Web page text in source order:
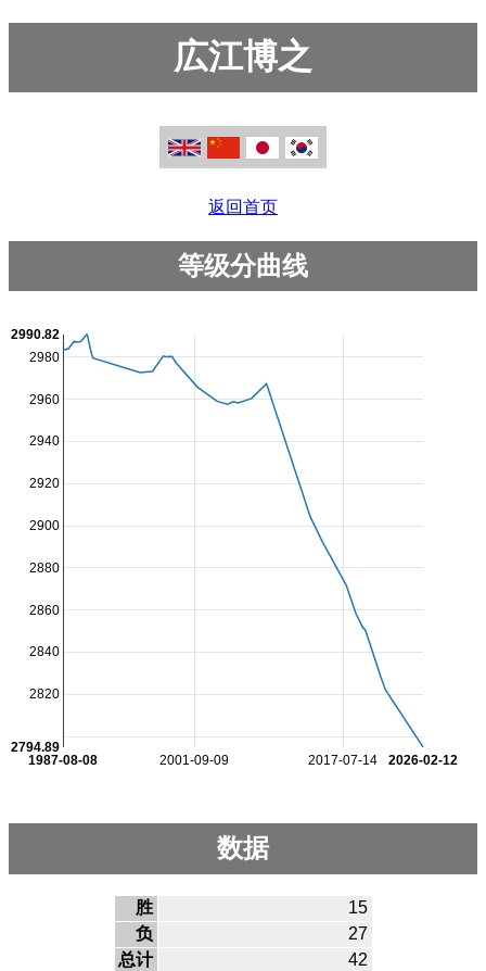
広江博之
返回首页
等级分曲线
2001-09-09 2017-07-14
1987-08-08 2026-02-12
2820
2840
2860
2880
2900
2920
2940
2960
2980
2794.89
2990.82
数据
胜
15
负
27
总计
42